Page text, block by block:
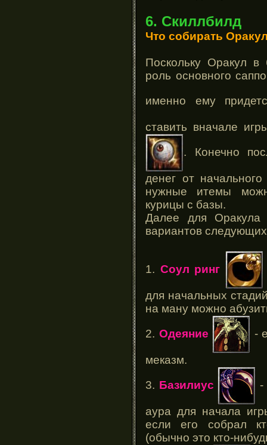
6. Скиллбилд
Что собирать
Поскольку Оракул в
роль основного
именно ему
ставить вначале
. Конечно
денег от
нужные итемы
курицы с базы.
Далее для Оракула
вариантов следующих
1. Соул ринг
для начальных
на ману можно
2. Одеяние -
меказм.
3. Базилиус -
аура для начала
если его собрал
(обычно это кто-